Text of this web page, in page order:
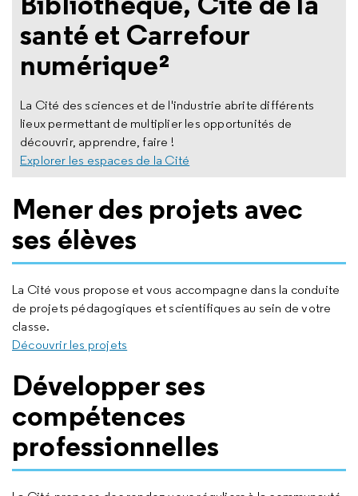
santé et Carrefour
numérique²
La Cité des sciences et de l'industrie abrite différents
lieux permettant de multiplier les opportunités de
découvrir, apprendre, faire !
Explorer les espaces de la Cité
Mener des projets avec
ses élèves
La Cité vous propose et vous accompagne dans la conduite
de projets pédagogiques et scientifiques au sein de votre
classe.
Découvrir les projets
Développer ses
compétences
professionnelles